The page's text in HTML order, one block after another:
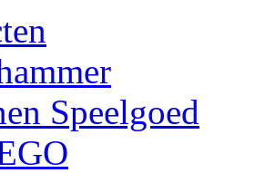
Speelgoed